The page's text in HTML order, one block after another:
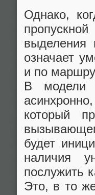
Однако,
выделения
означает
и по
В модели
который
будет
наличия
послужить
Это, в то